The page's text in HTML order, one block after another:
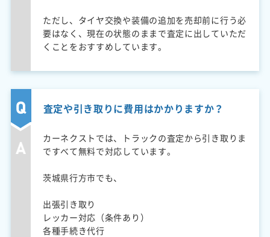
ただし、タイヤ交換や装備の追加を売却前に行う必
要はなく、現在の状態のままで査定に出していただ
くことをおすすめしています。
査定や引き取りに費用はかかりますか？
カーネクストでは、トラックの査定から引き取りま
ですべて無料で対応しています。
茨城県行方市でも、
出張引き取り
レッカー対応（条件あり）
各種手続き代行